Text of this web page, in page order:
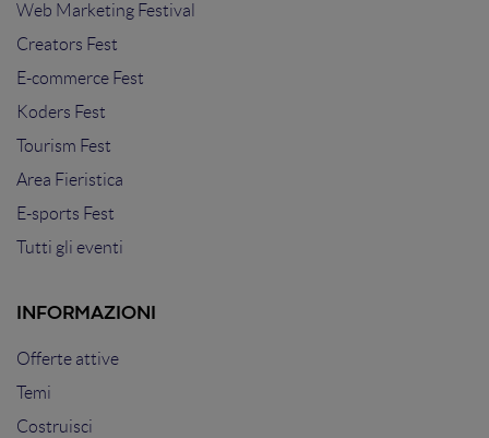
Web Marketing Festival
Creators Fest
E-commerce Fest
Koders Fest
Tourism Fest
Area Fieristica
E-sports Fest
Tutti gli eventi
INFORMAZIONI
Offerte attive
Temi
Costruisci